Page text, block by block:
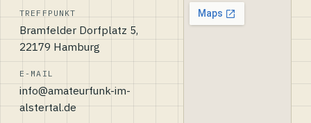
TREFFPUNKT
Bramfelder Dorfplatz 5,
22179 Hamburg
E-MAIL
info@amateurfunk-im-
alstertal.de